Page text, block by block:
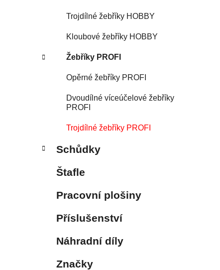
e
Trojdílné žebříky HOBBY
Kloubové žebříky HOBBY
Žebříky PROFI
Opěrné žebříky PROFI
Dvoudílné víceúčelové žebříky
PROFI
Trojdílné žebříky PROFI
Schůdky
Štafle
Pracovní plošiny
Příslušenství
Náhradní díly
Značky